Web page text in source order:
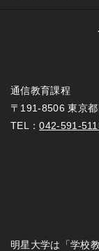
通信教育課程
〒191-8506 東京
TEL：042-591-
明星大学は「学校